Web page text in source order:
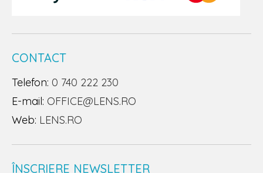
CONTACT
Telefon: 0 740 222 230
E-mail: OFFICE@LENS.RO
Web: LENS.RO
ÎNSCRIERE NEWSLETTER